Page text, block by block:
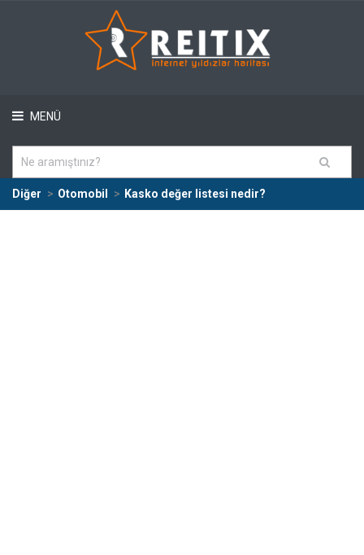
MENÜ
Diğer Otomobil Kasko değer listesi nedir?